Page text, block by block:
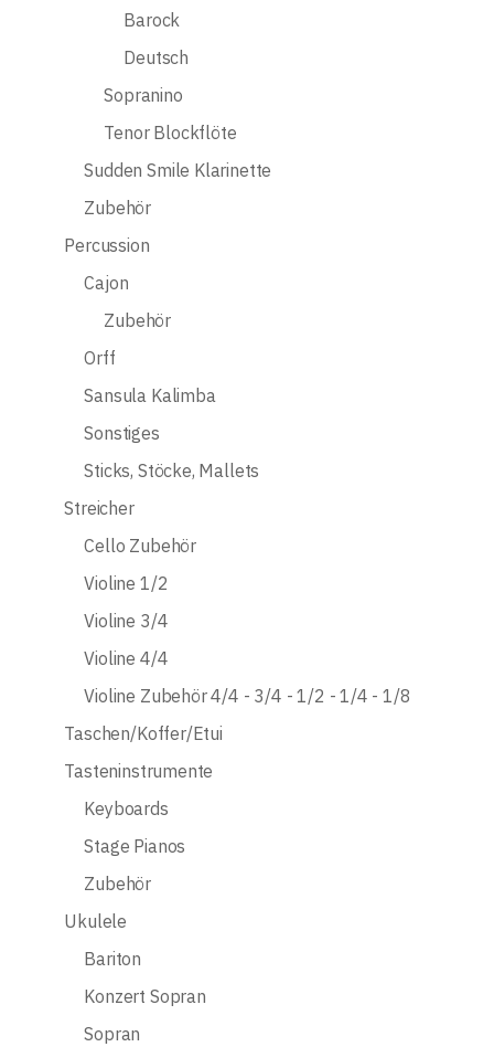
Barock
Deutsch
Sopranino
Tenor Blockflöte
Sudden Smile Klarinette
Zubehör
Percussion
Cajon
Zubehör
Orff
Sansula Kalimba
Sonstiges
Sticks, Stöcke, Mallets
Streicher
Cello Zubehör
Violine 1/2
Violine 3/4
Violine 4/4
Violine Zubehör 4/4 - 3/4 - 1/2 - 1/4 - 1/8
Taschen/Koffer/Etui
Tasteninstrumente
Keyboards
Stage Pianos
Zubehör
Ukulele
Bariton
Konzert Sopran
Sopran